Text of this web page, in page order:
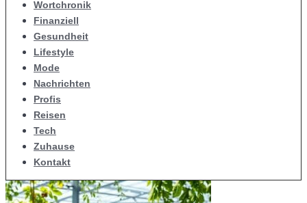
Wortchronik
Finanziell
Gesundheit
Lifestyle
Mode
Nachrichten
Profis
Reisen
Tech
Zuhause
Kontakt